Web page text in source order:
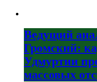
Ведущий
Громский:
Удмуртии
массовых